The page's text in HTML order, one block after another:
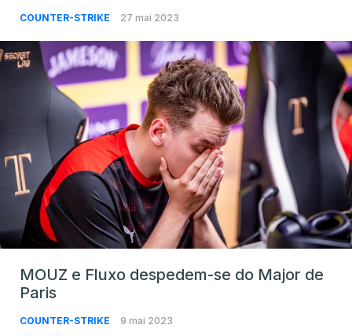
COUNTER-STRIKE 27 mai 2023
MOUZ e Fluxo despedem-se do Major de
Paris
COUNTER-STRIKE 9 mai 2023